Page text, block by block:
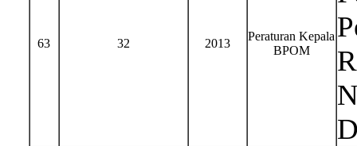
63 32 2013
Peraturan Kepala
BPOM